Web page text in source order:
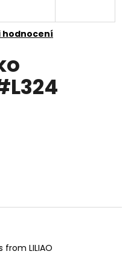
hodnocení
from LILIAO